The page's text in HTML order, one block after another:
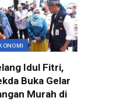
Idul Fitri,
Buka Gelar
Murah di